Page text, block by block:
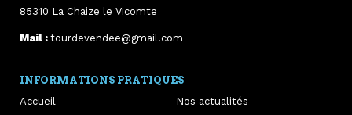
85310 La Chaize le Vicomte
Mail : tourdevendee@gmail.com
INFORMATIONS PRATIQUES
Accueil
Nos actualités